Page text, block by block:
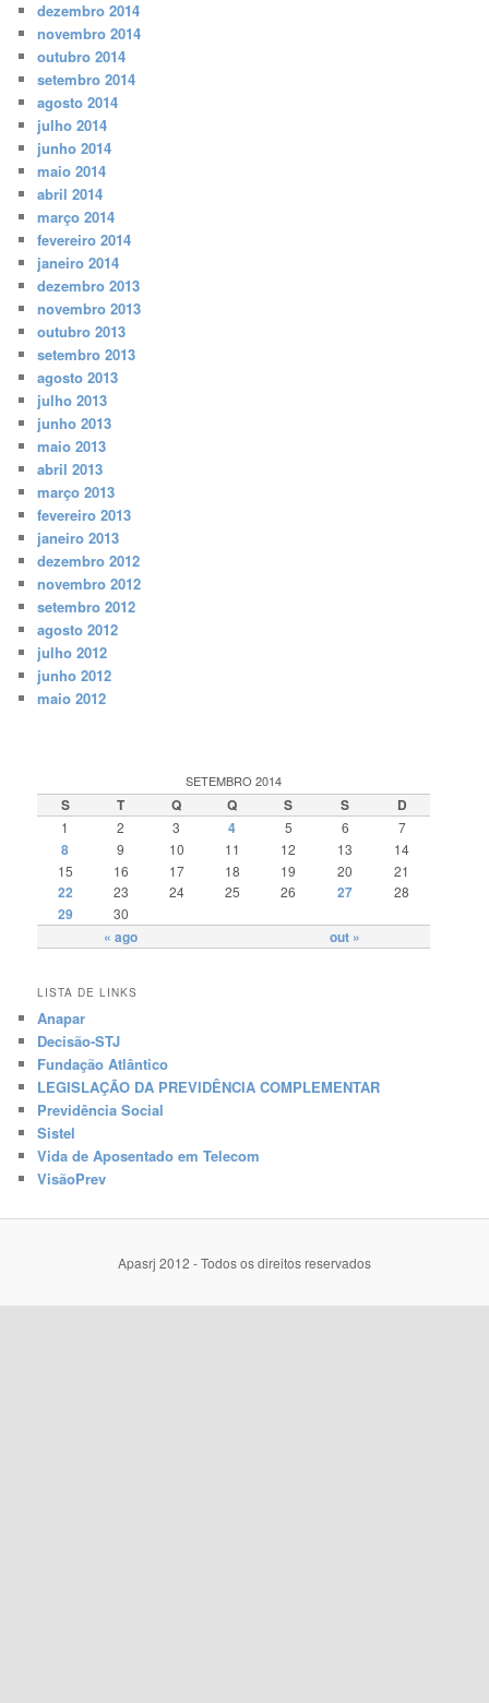
dezembro 2014
novembro 2014
outubro 2014
setembro 2014
agosto 2014
julho 2014
junho 2014
maio 2014
abril 2014
março 2014
fevereiro 2014
janeiro 2014
dezembro 2013
novembro 2013
outubro 2013
setembro 2013
agosto 2013
julho 2013
junho 2013
maio 2013
abril 2013
março 2013
fevereiro 2013
janeiro 2013
dezembro 2012
novembro 2012
setembro 2012
agosto 2012
julho 2012
junho 2012
maio 2012
SETEMBRO 2014
S T Q Q S S D
« ago out »
1 2 3 4 5 6 7
8 9 10 11 12 13
14
15
16 17 18 19 20 21
22 23 24 25 26 27 28
29 30
LISTA DE LINKS
Anapar
Decisão-STJ
Fundação Atlântico
LEGISLAÇÃO DA PREVIDÊNCIA COMPLEMENTAR
Previdência Social
Sistel
Vida de Aposentado em Telecom
VisãoPrev
Apasrj 2012 - Todos os direitos reservados